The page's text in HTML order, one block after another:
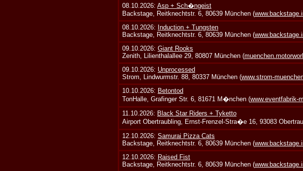
08.10.2026:Asp + Sch�ngeist
Backstage, Reitknechtstr. 6, 80639 München (
08.10.2026: Induction + Tungsten
Backstage, Reitknechtstr. 6, 80639 München (
09.10.2026:Giant Rooks
Zenith, Lilienthalallee 29, 80807 München (
09.10.2026: Unprocessed
Strom, Lindwurmstr. 88, 80337 München (www.strom-
10.10.2026: Betontod
TonHalle, Grafinger Str. 6, 81671 M�nchen (www.eventfabrik-
11.10.2026: Black Star Riders + Tyketto
Airport Obertraubling, Ernst-Frenzel-Stra�e 16, 93083
12.10.2026:Samurai Pizza Cats
Backstage, Reitknechtstr. 6, 80639 München (
12.10.2026: Raised Fist
Backstage, Reitknechtstr. 6, 80639 München (